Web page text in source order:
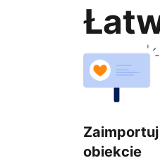
obiekcie